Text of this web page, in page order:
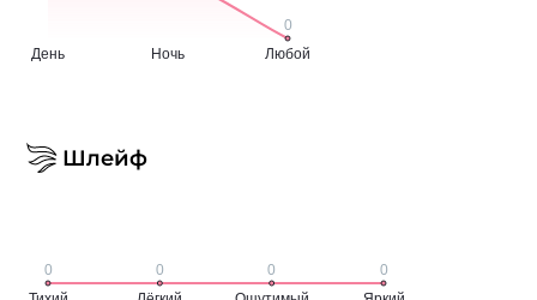
Шлейф